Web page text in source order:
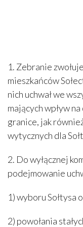
1. Zebranie
mieszkańców
nich uchwał we
mających wpływ
granice, jak
wytycznych dla
2. Do wyłącznej
podejmowanie
1) wyboru Sołtysa
2) powołania